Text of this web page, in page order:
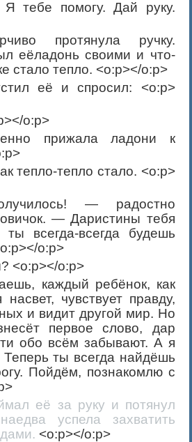
тебе помогу. Дай руку.
протянула ручку.
еёладонь своими и что-
стало тепло. <o:p></o:p>
её и спросил: <o:p>
o:p>
прижала ладони к
тепло-тепло стало. <o:p>
— радостно
— Даристины тебя
всегда-всегда будешь
o:p>
<o:p></o:p>
каждый ребёнок, как
насвет, чувствует правду,
и видит другой мир. Но
первое слово, дар
обо всём забывают. А я
Теперь ты всегда найдёшь
Пойдём, познакомлю с
её за руку и потянул
успела захватить
<o:p></o:p>